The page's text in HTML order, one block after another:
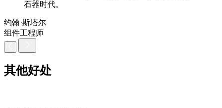
石器时代。
约翰·斯塔尔
组件工程师
其他好处